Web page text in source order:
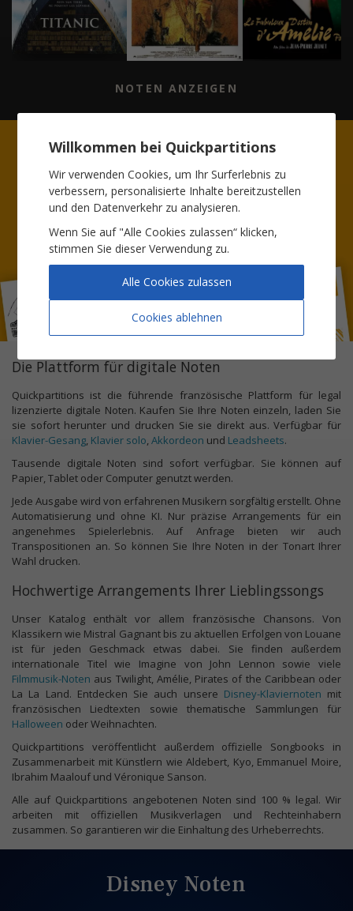
NOTEN ANZEIGEN
Die Plattform für digitale Noten
Quickpartitions ist die führende französische Plattform für legal
lizenzierte digitale Noten. Kaufen Sie Ihre Noten einzeln, laden Sie
sie sofort herunter und drucken Sie sie direkt aus. Verfügbar für
Klavier-Gesang, Klavier solo, Akkordeon und Leadsheets.
Tausende digitale Noten sind sofort verfügbar. Sie können auf
Papier, Tablet oder Computer genutzt werden.
Jede Ausgabe wird von erfahrenen Musikern sorgfältig erstellt. Ohne
Automatisierung und ohne KI. Nur präzise Arrangements für ein
angenehmes Spielerlebnis. Auf Anfrage bieten wir auch
Transpositionen an. So können Sie Ihre Noten in der Tonart Ihrer
Wahl drucken.
Hochwertige Arrangements Ihrer Lieblingssongs
Unser Katalog enthält vor allem französische Chansons. Von
Klassikern wie Mistral Gagnant bis zu aktuellen Erfolgen von Louane
ist für jeden Geschmack etwas dabei. Sie finden außerdem
internationale Titel wie Imagine von John Lennon sowie viele
Filmmusik-Noten aus Twilight, Amélie, Pirates of the Caribbean oder
La La Land. Entdecken Sie auch unsere Disney-Klaviernoten mit
französischen Liedtexten sowie thematische Sammlungen für
Halloween oder Weihnachten.
Quickpartitions veröffentlicht außerdem offizielle Songbooks in
Zusammenarbeit mit Künstlern wie Aldebert, Kyo, Emmanuel Moire,
Ibrahim Maalouf und Véronique Sanson.
Alle auf Quickpartitions angebotenen Noten sind 100 % legal. Wir
arbeiten mit offiziellen Musikverlagen und Rechteinhabern
zusammen. So garantieren wir die Einhaltung des Urheberrechts.
Disney Noten
Willkommen bei Quickpartitions
Wir verwenden Cookies, um Ihr Surferlebnis zu
verbessern, personalisierte Inhalte bereitzustellen
und den Datenverkehr zu analysieren.
Wenn Sie auf "Alle Cookies zulassen“ klicken,
stimmen Sie dieser Verwendung zu.
Cookies ablehnen
Alle Cookies zulassen